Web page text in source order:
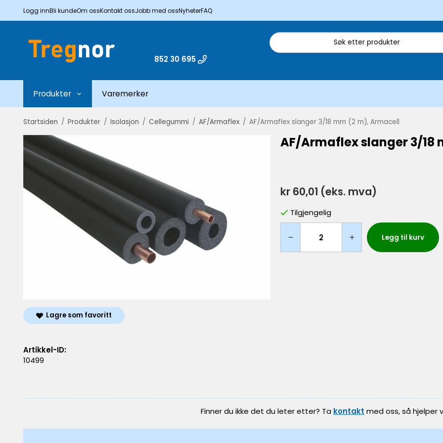
Logg innBli kundeOm ossKontakt ossJobb med ossNyheterFAQ
852 30 695
Produkter Varemerker
Startsiden / Produkter / Isolasjon / Cellegummi / AF/Armaflex / AF/Armaflex slanger 3/18 mm (2 m), Armacell
AF/Armaflex slanger 3/18
kr 60,01 (eks. mva)
Tilgjengelig
Legg til kurv
Lagre som favoritt
Artikkel-ID:
10499
Finner du ikke det du leter etter? Ta kontakt med oss, så hjelper